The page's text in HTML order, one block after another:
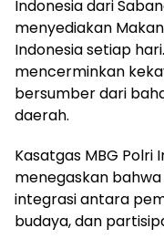
Indonesia dari
menyediakan
Indonesia setiap
mencerminkan
bersumber dari
daerah.
Kasatgas MBG Polri
menegaskan
integrasi antara
budaya, dan